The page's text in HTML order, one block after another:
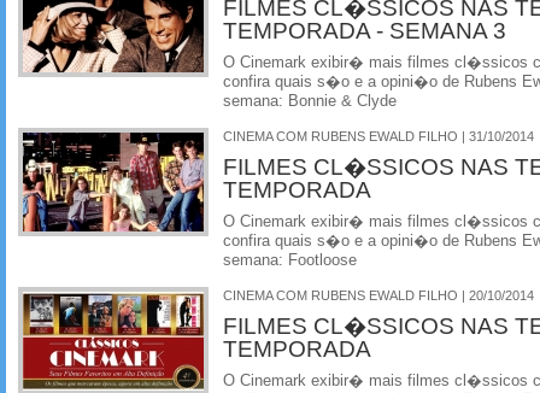
FILMES CL�SSICOS NAS
TEMPORADA - SEMANA 3
O Cinemark exibir� mais filmes cl�ssicos
confira quais s�o e a opini�o de Rubens
semana: Bonnie & Clyde
CINEMA COM RUBENS EWALD FILHO | 31/10/2014
FILMES CL�SSICOS NAS
TEMPORADA
O Cinemark exibir� mais filmes cl�ssicos
confira quais s�o e a opini�o de Rubens
semana: Footloose
CINEMA COM RUBENS EWALD FILHO | 20/10/2014
FILMES CL�SSICOS NAS
TEMPORADA
O Cinemark exibir� mais filmes cl�ssicos